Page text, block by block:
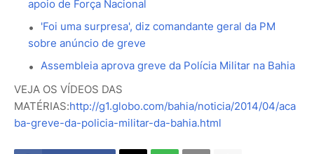
apoio de Força Nacional
'Foi uma surpresa', diz comandante geral da PM
sobre anúncio de greve
Assembleia aprova greve da Polícia Militar na Bahia
VEJA OS VÍDEOS DAS
MATÉRIAS:http://g1.globo.com/bahia/noticia/2014/04/aca
ba-greve-da-policia-militar-da-bahia.html